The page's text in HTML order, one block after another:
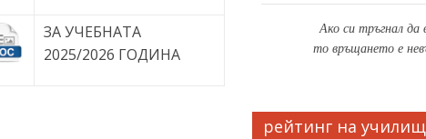
ЗА УЧЕБНАТА
2025/2026 ГОДИНА
Ако си тръгнал да
то връщането е
рейтинг на